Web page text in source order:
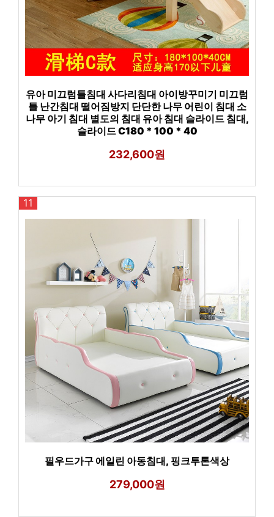
유아 미끄럼틀침대 사다리침대 아이방꾸미기 미끄럼
틀 난간침대 떨어짐방지 단단한 나무 어린이 침대 소
나무 아기 침대 별도의 침대 유아 침대 슬라이드 침대,
슬라이드 C180 * 100 * 40
232,600원
11
필우드가구 에일린 아동침대, 핑크투톤색상
279,000원